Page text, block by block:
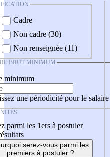
Cadre
Non cadre (30)
Non renseignée (11)
BRUT MINIMUM
minimum
une périodicité pour le salaire
parmi les 1ers à postuler
serez-vous parmi les
premiers à postuler ?